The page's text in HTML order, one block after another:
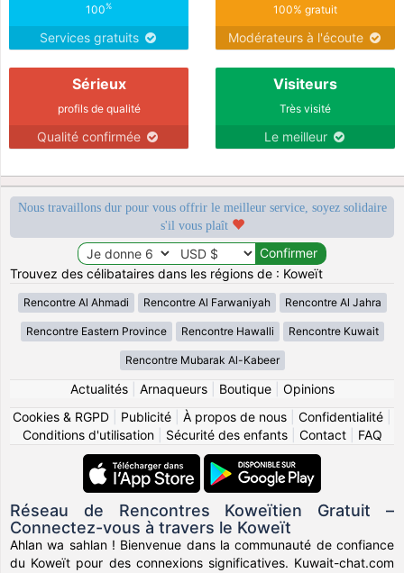
100%
Services gratuits
100% gratuit
Modérateurs à l'écoute
Sérieux
profils de qualité
Qualité confirmée
Visiteurs
Très visité
Le meilleur
Nous travaillons dur pour vous offrir le meilleur service, soyez solidaire
s'il vous plaît
Trouvez des célibataires dans les régions de : Koweït
Rencontre Al Ahmadi Rencontre Al Farwaniyah Rencontre Al Jahra
Rencontre Eastern Province Rencontre Hawalli Rencontre Kuwait
Rencontre Mubarak Al-Kabeer
Actualités| Arnaqueurs| Boutique| Opinions
Cookies & RGPD
Publicité À propos de nous Confidentialité
Conditions d'utilisation| Sécurité des enfants| Contact| FAQ
Réseau de Rencontres Koweïtien Gratuit –
Connectez-vous à travers le Koweït
Ahlan wa sahlan ! Bienvenue dans la communauté de confiance
du Koweït pour des connexions significatives. Kuwait-chat.com